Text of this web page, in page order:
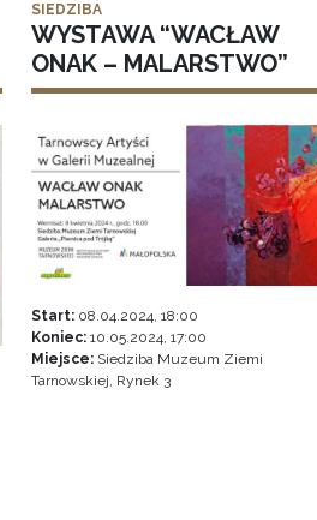
SIEDZIBA
WYSTAWA “WACŁAW
ONAK – MALARSTWO”
Start:08.04.2024, 18:00
Koniec:10.05.2024, 17:00
Miejsce:Siedziba Muzeum Ziemi
Tarnowskiej, Rynek 3